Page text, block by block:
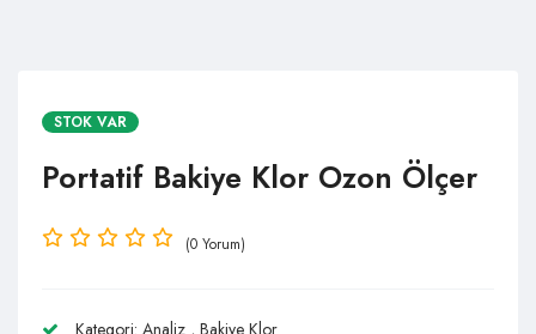
STOK VAR
Portatif Bakiye Klor Ozon Ölçer
(0 Yorum)